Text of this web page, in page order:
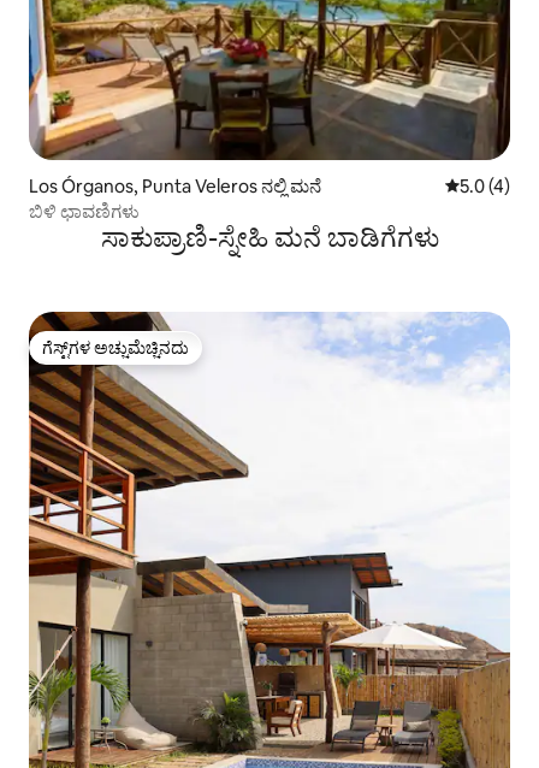
Los Órganos, Punta Veleros ನಲ್ಲಿ ಮನೆ 5 ರಲ್ಲಿ 5.0
5.0 (4)
ಬಿಳಿ ಛಾವಣಿಗಳು
ಸಾಕುಪ್ರಾಣಿ-ಸ್ನೇಹಿ ಮನೆ ಬಾಡಿಗೆಗಳು
ಗೆಸ್ಟ್‌ಗಳ ಅಚ್ಚುಮೆಚ್ಚಿನದು
ಗೆಸ್ಟ್‌ಗಳ ಅಚ್ಚುಮೆಚ್ಚಿನದು